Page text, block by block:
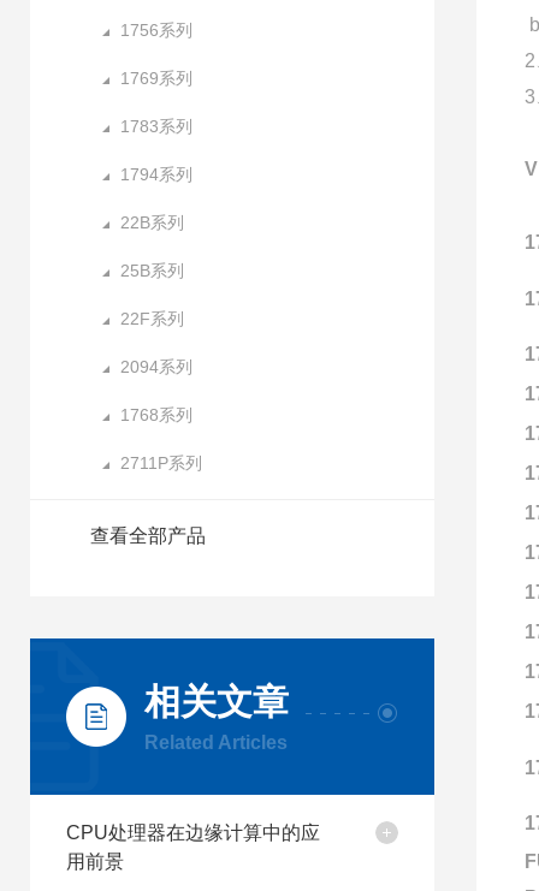
1756系列
1769系列
1783系列
1794系列
22B系列
25B系列
22F系列
2094系列
1768系列
2711P系列
查看全部产品
相关文章
Related Articles
CPU处理器在边缘计算中的应
用前景
3